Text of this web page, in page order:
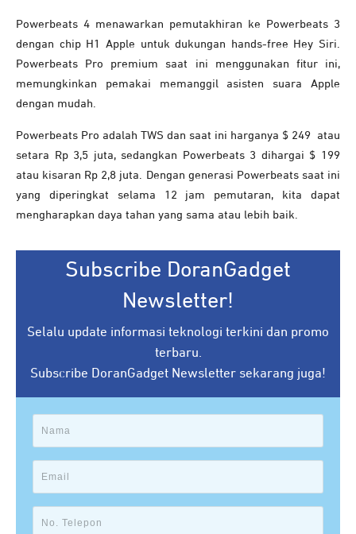
Powerbeats 4 menawarkan pemutakhiran ke Powerbeats 3
dengan chip H1 Apple untuk dukungan hands-free Hey Siri.
Powerbeats Pro premium saat ini menggunakan fitur ini,
memungkinkan pemakai memanggil asisten suara Apple
dengan mudah.
Powerbeats Pro adalah TWS dan saat ini harganya $ 249 atau
setara Rp 3,5 juta, sedangkan Powerbeats 3 dihargai $ 199
atau kisaran Rp 2,8 juta. Dengan generasi Powerbeats saat ini
yang diperingkat selama 12 jam pemutaran, kita dapat
mengharapkan daya tahan yang sama atau lebih baik.
Subscribe DoranGadget
Newsletter!
Selalu update informasi teknologi terkini dan promo
terbaru.
Subscribe DoranGadget Newsletter sekarang juga!